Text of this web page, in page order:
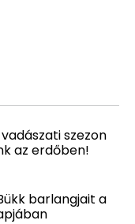
szezon
az erdőben!
barlangjait a